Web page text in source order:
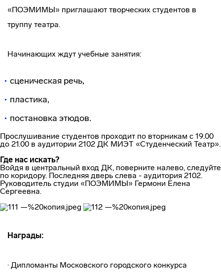
«ПОЭМИМЫ» приглашают творческих студентов в
труппу театра.
Начинающих ждут учебные занятия:
сценическая речь,
пластика,
постановка этюдов.
Прослушивание студентов проходит по вторникам с 19.00
до 21.00 в аудитории 2102 ДК МИЭТ «Студенческий Театр».
Где нас искать?
Войдя в центральный вход ДК, поверните налево, следуйте
по коридору. Последняя дверь слева - аудитория 2102.
Руководитель студии «ПОЭМИМЫ» Гермони Елена
Сергеевна.
Награды:
· Дипломанты Московского городского конкурса